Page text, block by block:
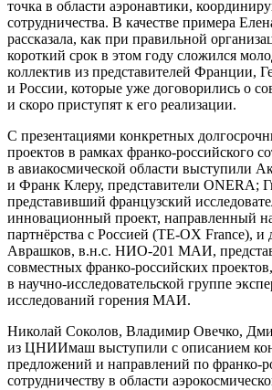
точка в области аэронавтики,
сотрудничества. В качестве примера
рассказала, как при правильной
короткий срок в этом году сложился
коллектив из представителей Франции,
и России, которые уже договорились о
и скоро приступят к его реализации.
С презентациями конкретных
проектов в рамках франко-российского
в авиакосмической области выступили
и Франк Клеру, представители ONERA;
представивший французский
инновационный проект, направленный
партнёрства с Россией (TE-OX France), и
Аврашков, в.н.с. НИО-201 МАИ,
совместных франко-российских
в научно-исследовательской группе
исследований горения МАИ.
Николай Соколов, Владимир Овечко,
из ЦНИИмаш выступили с описанием
предложений и направлений по франко-
сотрудничеству в области